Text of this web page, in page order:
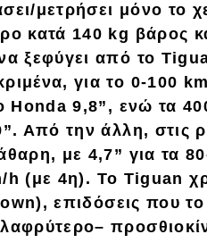
μετρήσει μόνο το
κατά 140 kg βάρος
ξεφύγει από το
για το 0-100
Honda 9,8”, ενώ τα
Από την άλλη, στις
με 4,7” για τα
(με 4η). Το Tiguan
επιδόσεις που